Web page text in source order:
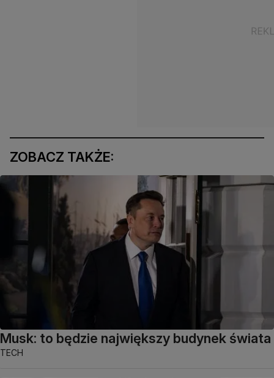
ZOBACZ TAKŻE:
Musk: to będzie największy budynek świata
TECH